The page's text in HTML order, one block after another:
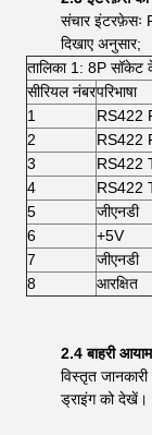
संचार इंटरफ़ेसः
दिखाए अनुसार;
तालिका 1: 8P सॉकेट के
सीरियल नंबरपरिभाषा
1
RS422
2
RS422
3
RS422
4
RS422
5
जीएनडी
6
+5V
7
जीएनडी
8
आरक्षित
2.4 बाहरी
विस्तृत
ड्राइंग को देखें।